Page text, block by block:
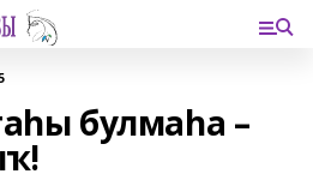
булмаһа –